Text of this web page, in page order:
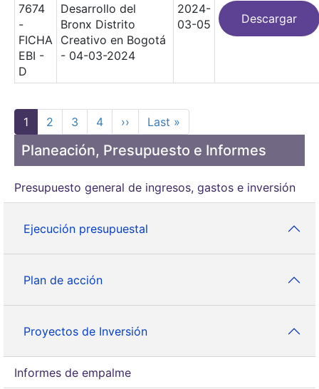
Planeación, Presupuesto e Informes
Presupuesto general de ingresos, gastos e inversión
Ejecución presupuestal
Plan de acción
Proyectos de Inversión
Informes de empalme
7674
-
FICHA
EBI -
D
Desarrollo del
Bronx Distrito
Creativo en Bogotá
- 04-03-2024
2024-
03-05
Descargar
Paginación
Página actual
1 Page
2 Page
3 Page
4 Siguiente página
›› Última página
Last »